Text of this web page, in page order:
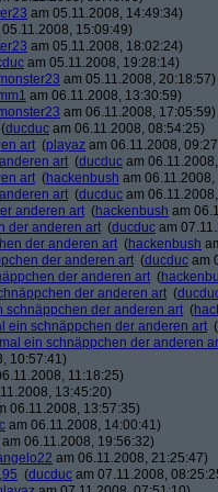
am 05.11.2008, 14:49:34)
15:09:49)
am 05.11.2008, 18:02:24)
am 05.11.2008, 19:28:14)
am 05.11.2008, 20:18:57)
am 06.11.2008, 13:30:59)
am 06.11.2008, 17:05:59)
(ducduc am 06.11.2008, 08:54:25)
art (playaz am 06.11.2008,
art (ducduc am
art (hackenbush am
art (ducduc am
anderen art (hackenbush am
der anderen art (ducduc am
der anderen art (hackenbush
der anderen art (ducduc am
der anderen art (
der anderen art (
schnäppchen der anderen art (
ein schnäppchen der anderen art (
ein schnäppchen der anderen
10:57:41)
11:18:25)
13:45:20)
06.11.2008, 13:57:35)
am 06.11.2008, 14:00:41)
am 06.11.2008, 19:56:32)
am 06.11.2008, 21:25:47)
(ducduc am 07.11.2008,